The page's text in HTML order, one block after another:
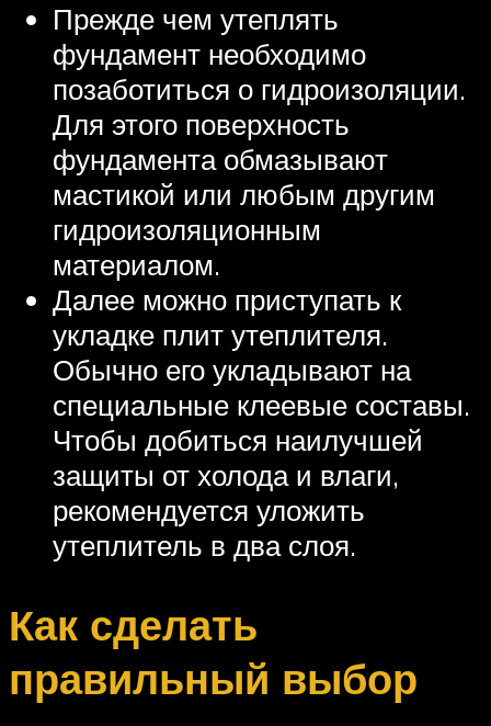
Прежде чем утеплять
фундамент необходимо
позаботиться о гидроизоляции.
Для этого поверхность
фундамента обмазывают
мастикой или любым другим
гидроизоляционным
материалом.
Далее можно приступать к
укладке плит утеплителя.
Обычно его укладывают на
специальные клеевые составы.
Чтобы добиться наилучшей
защиты от холода и влаги,
рекомендуется уложить
утеплитель в два слоя.
Как сделать
правильный выбор